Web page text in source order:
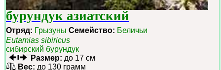
бурундук азиатский
Отряд: Грызуны Семейство: Беличьи
Eutamias sibiricus
сибирский бурундук
Размер: до 17 см
Вес: до 130 грамм